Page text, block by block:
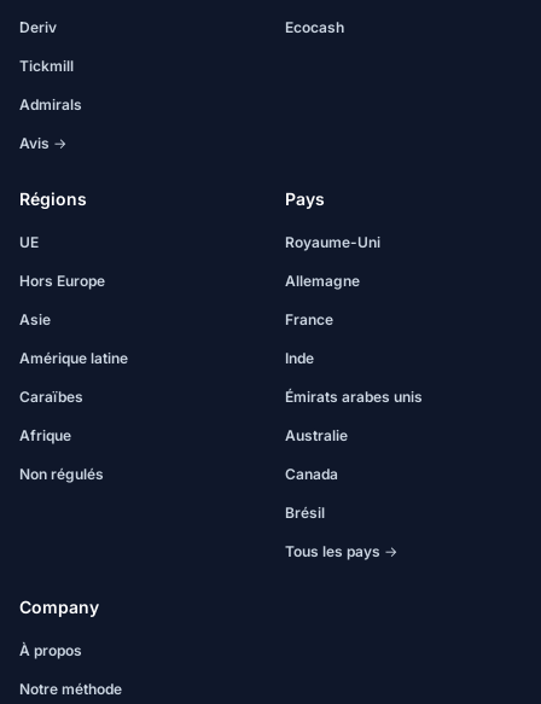
Deriv
Tickmill
Admirals
Avis →
Ecocash
Régions
UE
Hors Europe
Asie
Amérique latine
Caraïbes
Afrique
Non régulés
Pays
Royaume-Uni
Allemagne
France
Inde
Émirats arabes unis
Australie
Canada
Brésil
Tous les pays →
Company
À propos
Notre méthode